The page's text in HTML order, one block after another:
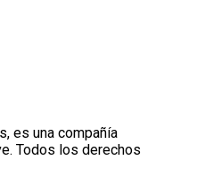
es una compañía
Todos los derechos